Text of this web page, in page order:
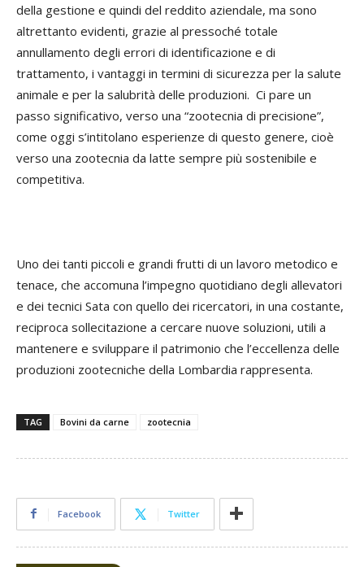
della gestione e quindi del reddito aziendale, ma sono
altrettanto evidenti, grazie al pressoché totale
annullamento degli errori di identificazione e di
trattamento, i vantaggi in termini di sicurezza per la salute
animale e per la salubrità delle produzioni. Ci pare un
passo significativo, verso una “zootecnia di precisione”,
come oggi s’intitolano esperienze di questo genere, cioè
verso una zootecnia da latte sempre più sostenibile e
competitiva.
Uno dei tanti piccoli e grandi frutti di un lavoro metodico e
tenace, che accomuna l’impegno quotidiano degli allevatori
e dei tecnici Sata con quello dei ricercatori, in una costante,
reciproca sollecitazione a cercare nuove soluzioni, utili a
mantenere e sviluppare il patrimonio che l’eccellenza delle
produzioni zootecniche della Lombardia rappresenta.
TAG Bovini da carne zootecnia
Facebook Twitter